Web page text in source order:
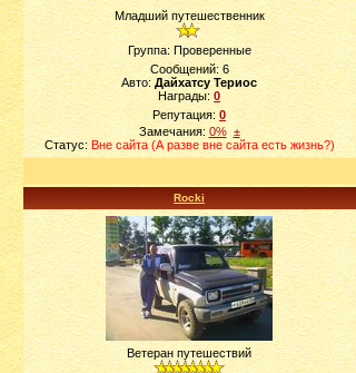
Младший путешественник
Группа: Проверенные
Сообщений: 6
Авто: Дайхатсу Териос
Награды: 0
Репутация:0
Замечания: 0% ±
Статус: Вне сайта (А разве вне сайта есть жизнь?)
Rocki
Ветеран путешествий